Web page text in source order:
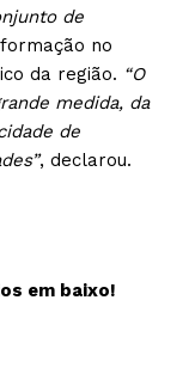
de
no
da região. “O
medida, da
de
, declarou.
em baixo!